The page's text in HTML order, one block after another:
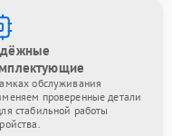
обслуживания
проверенные детали
стабильной работы